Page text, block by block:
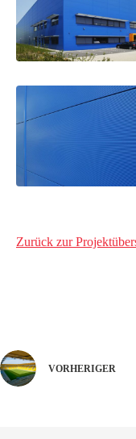
Zurück zur
VORHERIGER